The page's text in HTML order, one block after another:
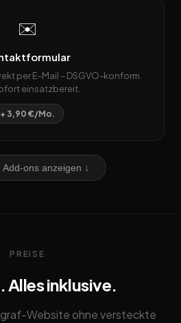
✉️
per E-Mail – DSGVO-konform
einsatzbereit.
+ 3,90 €/Mo.
ons anzeigen ↓
PREISE
Alles inklusive.
Website ohne versteckte